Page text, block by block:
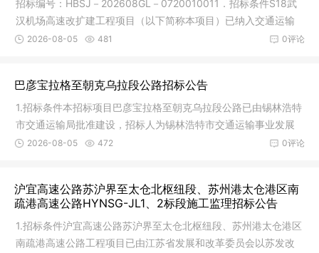
招标编号：HBSJ－202608GL－0720010011．招标条件S18武
汉机场高速改扩建工程项目（以下简称本项目）已纳入交通运输
部《公路发展
0评论
2026-08-05 481
巴彦宝拉格至朝克乌拉段公路招标公告
1.招标条件本招标项目巴彦宝拉格至朝克乌拉段公路已由锡林浩特
市交通运输局批准建设，招标人为锡林浩特市交通运输事业发展
中心，
0评论
2026-08-05 472
沪宜高速公路苏沪界至太仓北枢纽段、苏州港太仓港区南
疏港高速公路HYNSG-JL1、2标段施工监理招标公告
1.招标条件沪宜高速公路苏沪界至太仓北枢纽段、苏州港太仓港区
南疏港高速公路工程项目已由江苏省发展和改革委员会以苏发改